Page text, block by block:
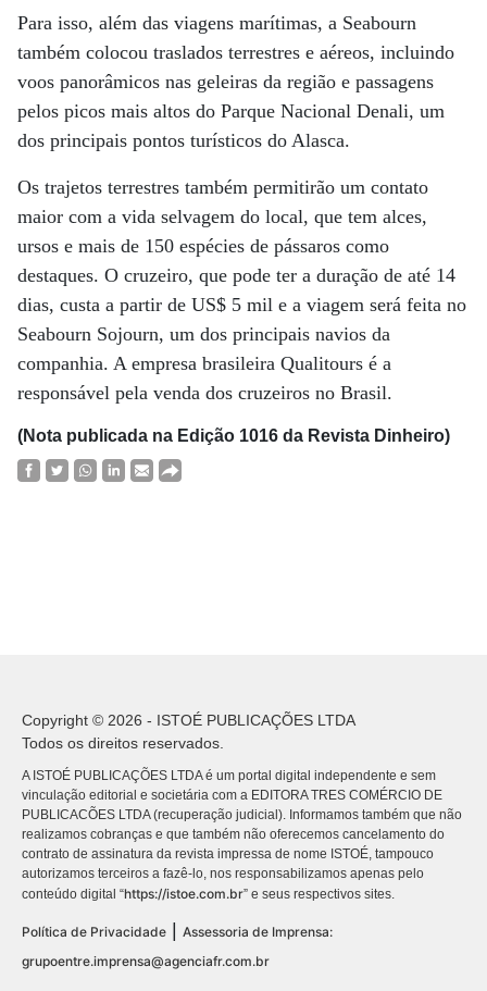
Para isso, além das viagens marítimas, a Seabourn
também colocou traslados terrestres e aéreos, incluindo
voos panorâmicos nas geleiras da região e passagens
pelos picos mais altos do Parque Nacional Denali, um
dos principais pontos turísticos do Alasca.
Os trajetos terrestres também permitirão um contato
maior com a vida selvagem do local, que tem alces,
ursos e mais de 150 espécies de pássaros como
destaques. O cruzeiro, que pode ter a duração de até 14
dias, custa a partir de US$ 5 mil e a viagem será feita no
Seabourn Sojourn, um dos principais navios da
companhia. A empresa brasileira Qualitours é a
responsável pela venda dos cruzeiros no Brasil.
(Nota publicada na Edição 1016 da Revista Dinheiro)
Copyright © 2026 - ISTOÉ PUBLICAÇÕES LTDA
Todos os direitos reservados.
A ISTOÉ PUBLICAÇÕES LTDA é um portal digital independente e sem
vinculação editorial e societária com a EDITORA TRES COMÉRCIO DE
PUBLICACÕES LTDA (recuperação judicial). Informamos também que não
realizamos cobranças e que também não oferecemos cancelamento do
contrato de assinatura da revista impressa de nome ISTOÉ, tampouco
autorizamos terceiros a fazê-lo, nos responsabilizamos apenas pelo
conteúdo digital “https://istoe.com.br” e seus respectivos sites.
Política de Privacidade
Assessoria de Imprensa:
grupoentre.imprensa@agenciafr.com.br